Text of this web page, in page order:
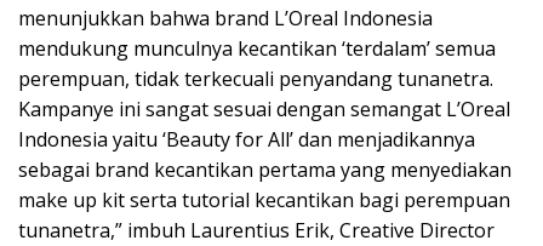
menunjukkan bahwa brand L’Oreal Indonesia
mendukung munculnya kecantikan ‘terdalam’ semua
perempuan, tidak terkecuali penyandang tunanetra.
Kampanye ini sangat sesuai dengan semangat L’Oreal
Indonesia yaitu ‘Beauty for All’ dan menjadikannya
sebagai brand kecantikan pertama yang menyediakan
make up kit serta tutorial kecantikan bagi perempuan
tunanetra,” imbuh Laurentius Erik, Creative Director